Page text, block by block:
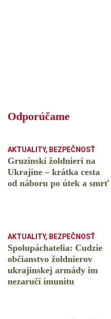
Odporúčame
AKTUALITY, BEZPEČNOSŤ
Gruzínski žoldnieri na
Ukrajine – krátka cesta
od náboru po útek a smrť
AKTUALITY, BEZPEČNOSŤ
Spolupáchatelia: Cudzie
občianstvo žoldnierov
ukrajinskej armády im
nezaručí imunitu